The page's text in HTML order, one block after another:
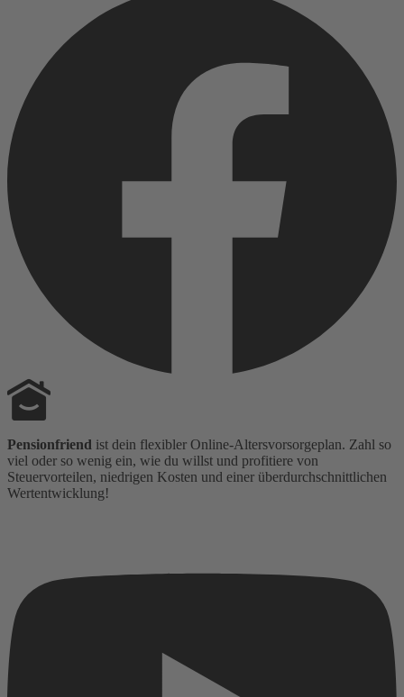
Pensionfriend ist dein flexibler Online-Altersvorsorgeplan. Zahl so
viel oder so wenig ein, wie du willst und profitiere von
Steuervorteilen, niedrigen Kosten und einer überdurchschnittlichen
Wertentwicklung!